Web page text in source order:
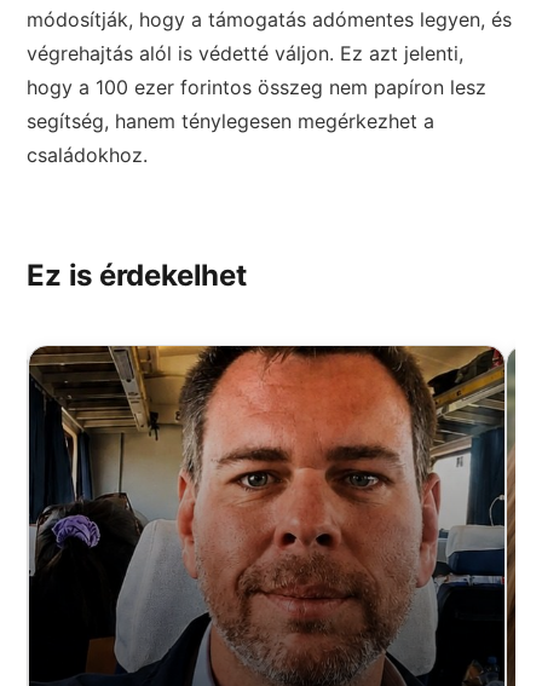
módosítják, hogy a támogatás adómentes legyen, és
végrehajtás alól is védetté váljon. Ez azt jelenti,
hogy a 100 ezer forintos összeg nem papíron lesz
segítség, hanem ténylegesen megérkezhet a
családokhoz.
Ez is érdekelhet